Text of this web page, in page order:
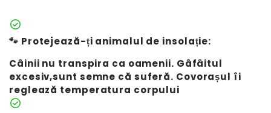
check_circle
🐾 Protejează-ți animalul de insolație:
Câinii nu transpira ca oamenii. Gâfâitul
excesiv,sunt semne că suferă. Covorașul îi
reglează temperatura corpului
check_circle